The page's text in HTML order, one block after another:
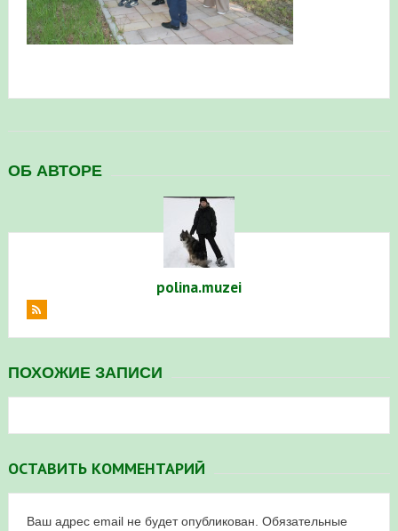
в Республике Башкортостан в 2026 году
ОБ АВТОРЕ
polina.muzei
ПОХОЖИЕ ЗАПИСИ
ОСТАВИТЬ КОММЕНТАРИЙ
Ваш адрес email не будет опубликован. Обязательные